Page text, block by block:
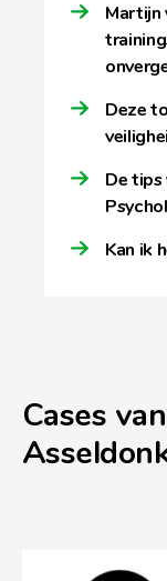
Martijn
Deze
De tips
Kan ik
Cases